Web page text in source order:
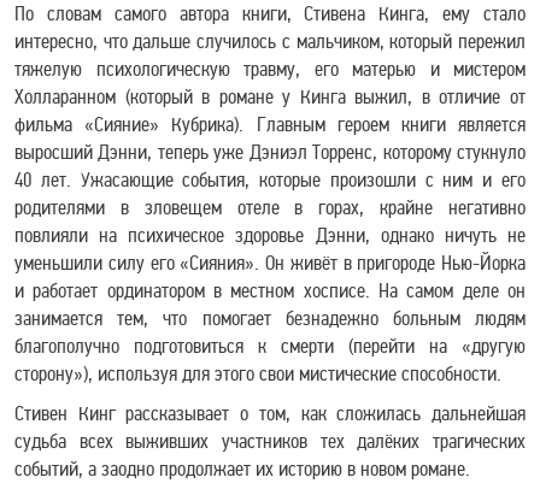
По словам самого автора книги, Стивена Кинга, ему стало
интересно, что дальше случилось с мальчиком, который пережил
тяжелую психологическую травму, его матерью и мистером
Холларанном (который в романе у Кинга выжил, в отличие от
фильма «Сияние» Кубрика). Главным героем книги является
выросший Дэнни, теперь уже Дэниэл Торренс, которому стукнуло
40 лет. Ужасающие события, которые произошли с ним и его
родителями в зловещем отеле в горах, крайне негативно
повлияли на психическое здоровье Дэнни, однако ничуть не
уменьшили силу его «Сияния». Он живёт в пригороде Нью-Йорка
и работает ординатором в местном хосписе. На самом деле он
занимается тем, что помогает безнадежно больным людям
благополучно подготовиться к смерти (перейти на «другую
сторону»), используя для этого свои мистические способности.
Стивен Кинг рассказывает о том, как сложилась дальнейшая
судьба всех выживших участников тех далёких трагических
событий, а заодно продолжает их историю в новом романе.